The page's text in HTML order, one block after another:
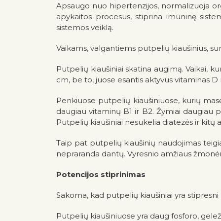
Apsaugo nuo hipertenzijos, normalizuoja
apykaitos procesus, stiprina imuninę
sistemos veiklą.
Vaikams, valgantiems putpelių kiaušinius,
Putpelių kiaušiniai skatina augimą. Vaikai,
cm, be to, juose esantis aktyvus vitaminas D
Penkiuose putpelių kiaušiniuose, kurių
daugiau vitaminų B1 ir B2. Žymiai daugiau
Putpelių kiaušiniai nesukelia diatezės ir kitų
Taip pat putpelių kiaušinių naudojimas
nepraranda dantų. Vyresnio amžiaus
Potencijos stiprinimas
Sakoma, kad putpelių kiaušiniai yra stipresni
Putpelių kiaušiniuose yra daug fosforo,